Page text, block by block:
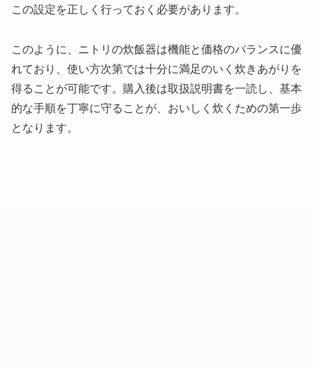
この設定を正しく行っておく必要があります。
このように、ニトリの炊飯器は機能と価格のバランスに優
れており、使い方次第では十分に満足のいく炊きあがりを
得ることが可能です。購入後は取扱説明書を一読し、基本
的な手順を丁寧に守ることが、おいしく炊くための第一歩
となります。